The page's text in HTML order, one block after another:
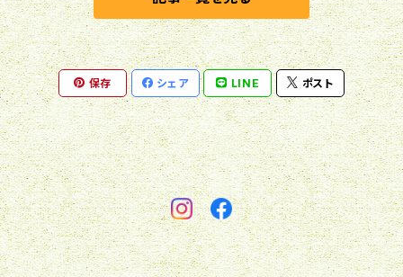
神田葡萄園
シャトー酒折
サントネージュワイン
信州たかやまワイナリー
白百合醸造
駒園ヴィンヤード
ひるぜんワイン
Natan葡萄酒醸造所
bacu
保存 シェア LINE ポスト